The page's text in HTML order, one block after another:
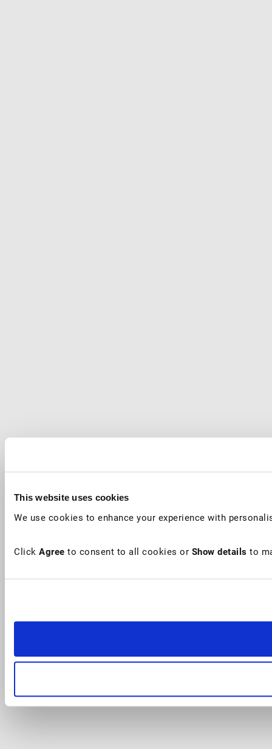
This website uses cookies
We use cookies to enhance your experience with
Click Agree to consent to all cookies or Show details to